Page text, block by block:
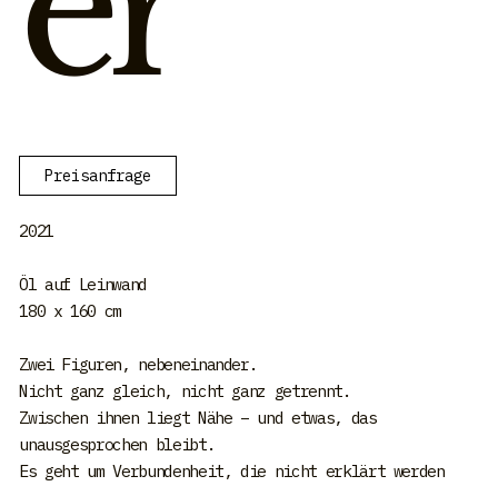
Preisanfrage
2021
Öl auf Leinwand
180 x 160 cm
Zwei Figuren, nebeneinander.
Nicht ganz gleich, nicht ganz getrennt.
Zwischen ihnen liegt Nähe – und etwas, das
unausgesprochen bleibt.
Es geht um Verbundenheit, die nicht erklärt werden